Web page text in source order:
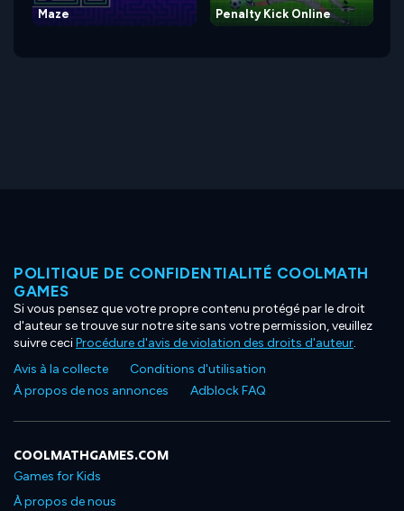
Maze Penalty Kick Online
POLITIQUE DE CONFIDENTIALITÉ COOLMATH
GAMES
Si vous pensez que votre propre contenu protégé par le droit
d'auteur se trouve sur notre site sans votre permission, veuillez
suivre ceciProcédure d'avis de violation des droits d'auteur.
Avis à la collecte
Conditions d'utilisation
À propos de nos annonces
Adblock FAQ
COOLMATHGAMES.COM
Games for Kids
À propos de nous